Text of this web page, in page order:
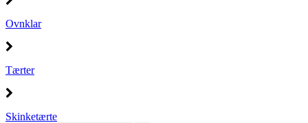
Ovnklar
Tærter
Skinketærte